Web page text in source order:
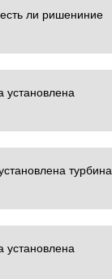
ли ришениние
установлена
турбина
установлена